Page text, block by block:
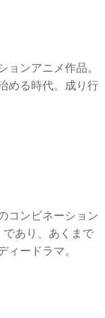
ョンアニメ作品。
める時代。成り行
コンビネーション
あり、あくまで
ィードラマ。